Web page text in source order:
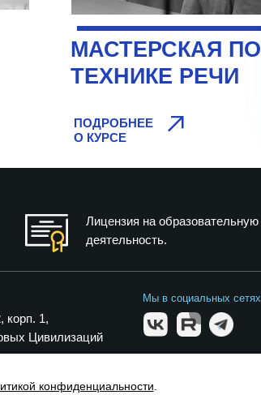
конфиденциальности.
МАСТЕРСКАЯ ПО
ТЕХНИКЕ РЕЧИ
ПОДРОБНЕЕ
О КУРСЕ
корп. 1,
Цивилизаций
Лицензия на образовательную
деятельность.
Мы в социальных сетях